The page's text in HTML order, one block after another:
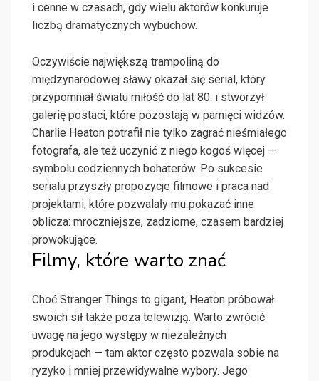
i cenne w czasach, gdy wielu aktorów konkuruje
liczbą dramatycznych wybuchów.
Oczywiście największą trampoliną do
międzynarodowej sławy okazał się serial, który
przypomniał światu miłość do lat 80. i stworzył
galerię postaci, które pozostają w pamięci widzów.
Charlie Heaton potrafił nie tylko zagrać nieśmiałego
fotografa, ale też uczynić z niego kogoś więcej —
symbolu codziennych bohaterów. Po sukcesie
serialu przyszły propozycje filmowe i praca nad
projektami, które pozwalały mu pokazać inne
oblicza: mroczniejsze, zadziorne, czasem bardziej
prowokujące.
Filmy, które warto znać
Choć Stranger Things to gigant, Heaton próbował
swoich sił także poza telewizją. Warto zwrócić
uwagę na jego występy w niezależnych
produkcjach — tam aktor często pozwala sobie na
ryzyko i mniej przewidywalne wybory. Jego